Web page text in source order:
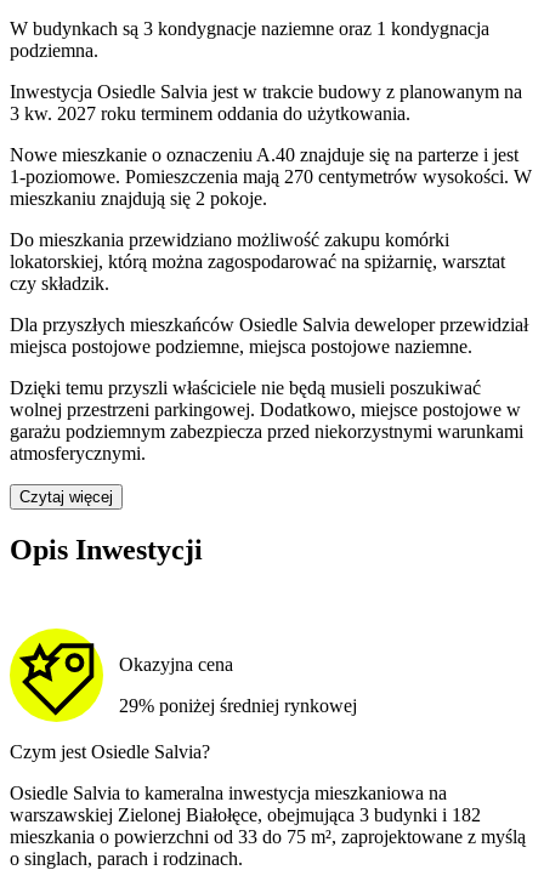
W budynkach są 3 kondygnacje naziemne oraz 1 kondygnacja
podziemna.
Inwestycja Osiedle Salvia jest w trakcie budowy z planowanym na
3 kw. 2027 roku terminem oddania do użytkowania.
Nowe mieszkanie o oznaczeniu A.40 znajduje się na parterze i jest
1-poziomowe. Pomieszczenia mają 270 centymetrów wysokości. W
mieszkaniu znajdują się 2 pokoje.
Do mieszkania przewidziano możliwość zakupu komórki
lokatorskiej, którą można zagospodarować na spiżarnię, warsztat
czy składzik.
Dla przyszłych mieszkańców Osiedle Salvia deweloper przewidział
miejsca postojowe podziemne, miejsca postojowe naziemne.
Dzięki temu przyszli właściciele nie będą musieli poszukiwać
wolnej przestrzeni parkingowej. Dodatkowo, miejsce postojowe w
garażu podziemnym zabezpiecza przed niekorzystnymi warunkami
atmosferycznymi.
Czytaj więcej
Opis Inwestycji
Okazyjna cena
29% poniżej średniej rynkowej
Czym jest Osiedle Salvia?
Osiedle Salvia to kameralna inwestycja mieszkaniowa na
warszawskiej Zielonej Białołęce, obejmująca 3 budynki i 182
mieszkania o powierzchni od 33 do 75 m², zaprojektowane z myślą
o singlach, parach i rodzinach.